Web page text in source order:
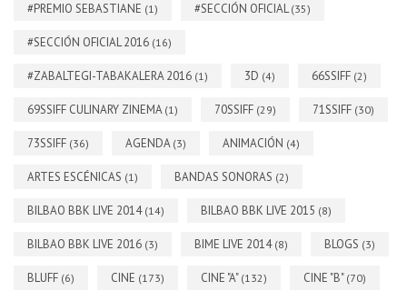
#PREMIO SEBASTIANE (1) #SECCIÓN OFICIAL(35)
#SECCIÓN OFICIAL 2016 (16)
#ZABALTEGI-TABAKALERA 2016 (1) 3D (4) 66SSIFF (2)
69SSIFF CULINARY ZINEMA (1) 70SSIFF (29) 71SSIFF (30)
73SSIFF (36) AGENDA (3) ANIMACIÓN (4)
ARTES ESCÉNICAS (1) BANDAS SONORAS (2)
BILBAO BBK LIVE 2014 (14) BILBAO BBK LIVE 2015 (8)
BILBAO BBK LIVE 2016 (3) BIME LIVE 2014 (8) BLOGS (3)
BLUFF (6) CINE (173) CINE "A" (132) CINE "B" (70)